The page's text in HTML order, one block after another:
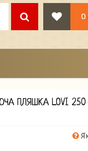
0
ПЛЯШКА LOVI